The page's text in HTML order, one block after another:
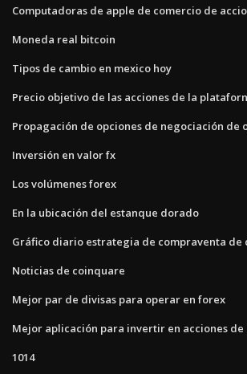
Computadoras de apple de comercio de
Moneda real bitcoin
Tipos de cambio en mexico hoy
Precio objetivo de las acciones de la
Propagación de opciones de negociación de
Inversión en valor fx
Los volúmenes forex
En la ubicación del estanque dorado
Gráfico diario estrategia de compraventa de
Noticias de coinquare
Mejor par de divisas para operar en forex
Mejor aplicación para invertir en acciones de
1014